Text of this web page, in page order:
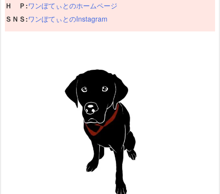
Ｈ Ｐ:ワンぽてぃとのホームページ
ＳＮＳ:ワンぽてぃとのInstagram